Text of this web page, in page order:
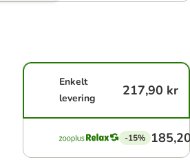
Enkelt
levering
217,90 kr
-15%